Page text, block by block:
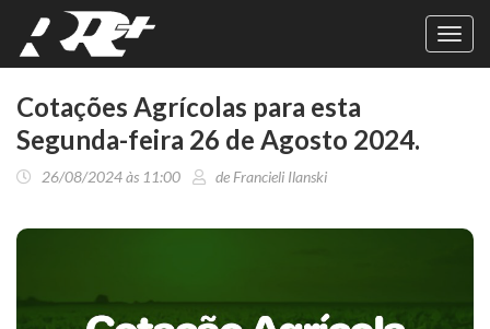
Cotações Agrícolas para esta
Segunda-feira 26 de Agosto 2024.
26/08/2024 às 11:00 de Francieli Ilanski